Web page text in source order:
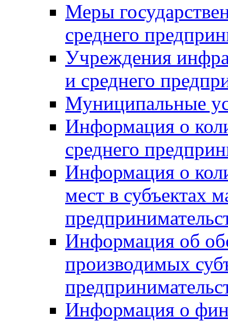
Меры
среднего
Учреждения
и среднего
Муниципальные
Информация о
среднего
Информация о
мест в субъектах
Информация об
производимых
Информация о